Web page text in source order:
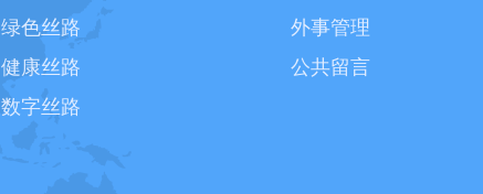
绿色丝路
健康丝路
数字丝路
外事管理
公共留言